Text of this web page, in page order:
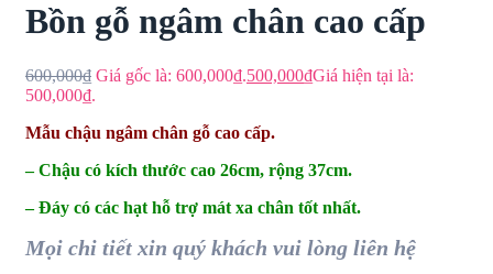
Bồn gỗ ngâm chân cao cấp
600,000₫ Giá gốc là: 600,000₫.500,000₫Giá hiện tại là:
500,000₫.
Mẫu chậu ngâm chân gỗ cao cấp.
– Chậu có kích thước cao 26cm, rộng 37cm.
– Đáy có các hạt hỗ trợ mát xa chân tốt nhất.
Mọi chi tiết xin quý khách vui lòng liên hệ